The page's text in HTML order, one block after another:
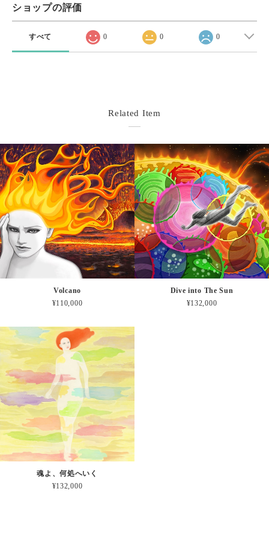
ショップの評価
すべて 0 0 0
Related Item
Volcano
¥110,000
Dive into The Sun
¥132,000
魂よ、何処へいく
¥132,000